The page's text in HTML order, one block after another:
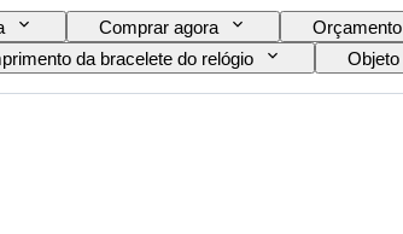
Comprar agora Orçamento
da bracelete do relógio Objeto
Material da bracelete do relógio